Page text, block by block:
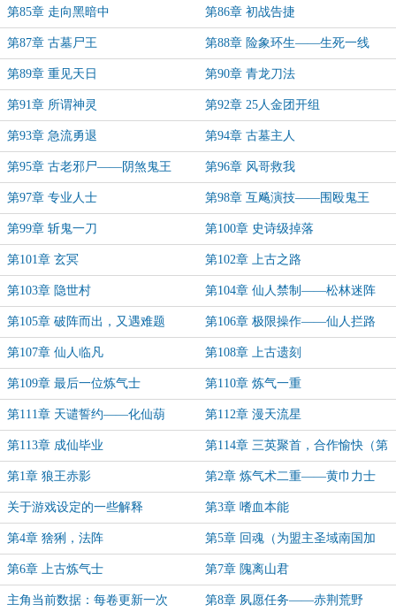
第85章 走向黑暗中 第86章 初战告捷
第87章 古墓尸王 第88章 险象环生——生死一线
第89章 重见天日 第90章 青龙刀法
第91章 所谓神灵 第92章 25人金团开组
第93章 急流勇退 第94章 古墓主人
第95章 古老邪尸——阴煞鬼王 第96章 风哥救我
第97章 专业人士 第98章 互飚演技——围殴鬼王
第99章 斩鬼一刀 第100章 史诗级掉落
第101章 玄冥 第102章 上古之路
第103章 隐世村 第104章 仙人禁制——松林迷阵
第105章 破阵而出，又遇难题 第106章 极限操作——仙人拦路
第107章 仙人临凡 第108章 上古遗刻
第109章 最后一位炼气士 第110章 炼气一重
第111章 天谴誓约——化仙葫 第112章 漫天流星
第113章 成仙毕业 第114章 三英聚首，合作愉快（第
二卷完）
第1章 狼王赤影 第2章 炼气术二重——黄巾力士
关于游戏设定的一些解释 第3章 嗜血本能
第4章 猞猁，法阵 第5章 回魂（为盟主圣域南国加
更）
第6章 上古炼气士 第7章 隗离山君
主角当前数据：每卷更新一次 第8章 夙愿任务——赤荆荒野